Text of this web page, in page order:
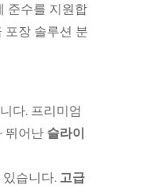
준수를 지원합
포장 솔루션 분
다. 프리미엄
뛰어난 슬라이
습니다. 고급